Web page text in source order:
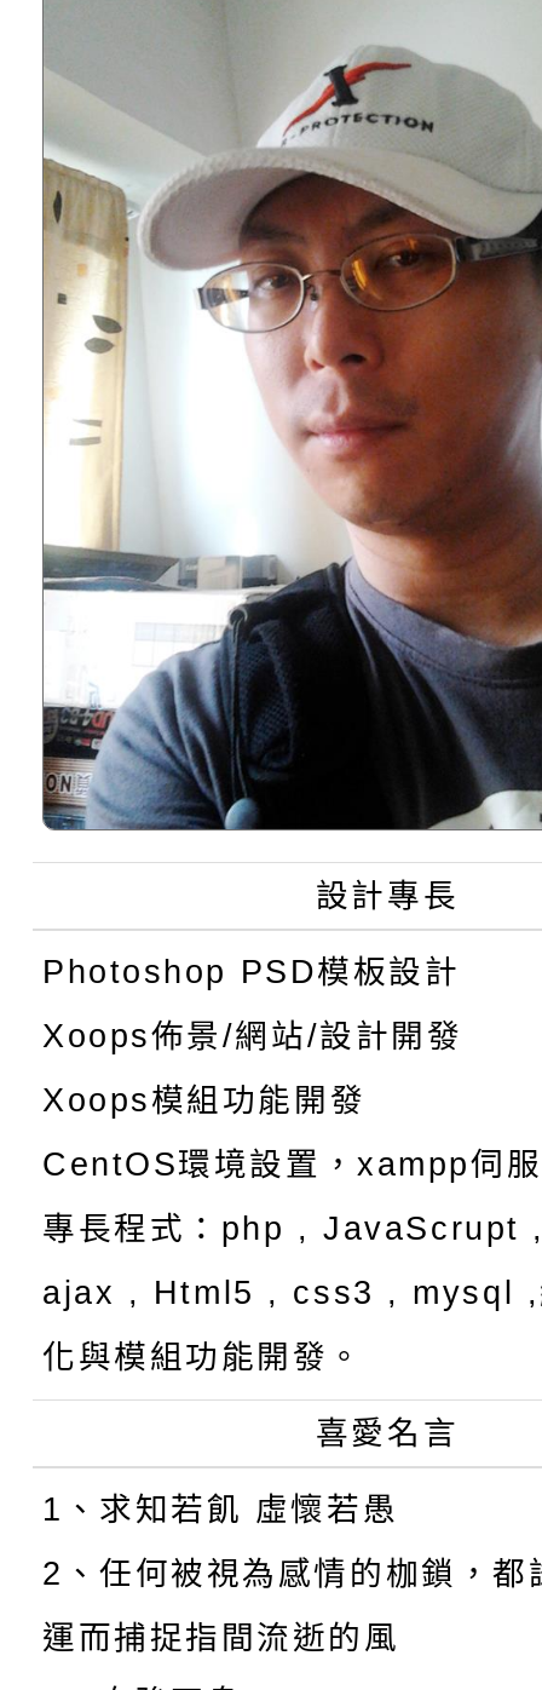
設計專長
Photoshop PSD模板設計
Xoops佈景/網站/設計開發
Xoops模組功能開發
CentOS環境設置，xampp伺
專長程式：php , JavaScrupt
ajax , Html5 , css3 , mysql ,
化與模組功能開發。
喜愛名言
1、求知若飢 虛懷若愚
2、任何被視為感情的枷鎖，都
運而捕捉指間流逝的風